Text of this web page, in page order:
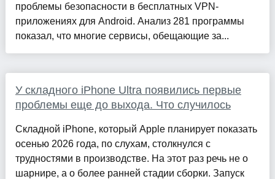
проблемы безопасности в бесплатных VPN-
приложениях для Android. Анализ 281 программы
показал, что многие сервисы, обещающие за...
У складного iPhone Ultra появились первые
проблемы еще до выхода. Что случилось
Складной iPhone, который Apple планирует показать
осенью 2026 года, по слухам, столкнулся с
трудностями в производстве. На этот раз речь не о
шарнире, а о более ранней стадии сборки. Запуск